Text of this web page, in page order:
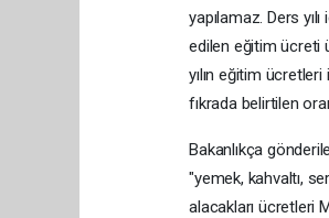
yapılamaz. Ders
edilen eğitim ücreti
yılın eğitim
fıkrada belirtilen
Bakanlıkça
"yemek, kahvaltı,
alacakları ücretleri